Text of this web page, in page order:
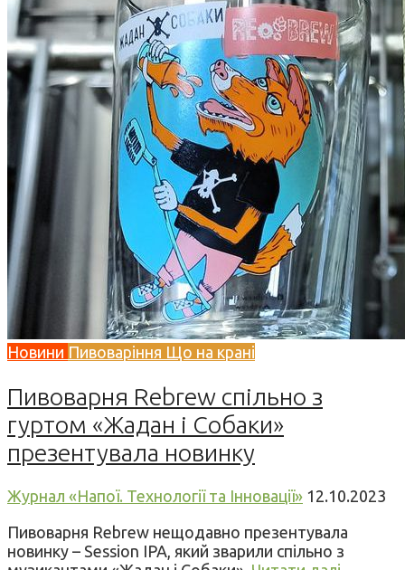
Новини Пивоваріння Що на крані
Пивоварня Rebrew спільно з
гуртом «Жадан і Собаки»
презентувала новинку
Журнал «Напої. Технології та Інновації» 12.10.2023
Пивоварня Rebrew нещодавно презентувала
новинку – Session IPA, який зварили спільно з